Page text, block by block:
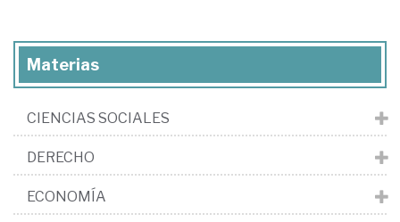
Materias
CIENCIAS SOCIALES
DERECHO
ECONOMÍA